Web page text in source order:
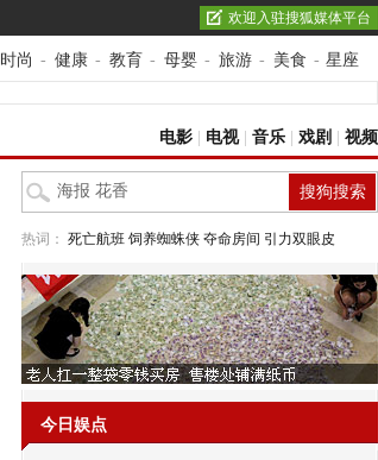
欢迎入驻搜狐媒体平台
时尚 - 健康 - 教育 - 母婴 - 旅游 - 美食 - 星座
电影 电视| 音乐 戏剧 视频
热词： 死亡航班 饲养蜘蛛侠 夺命房间 引力双眼皮
今日娱点